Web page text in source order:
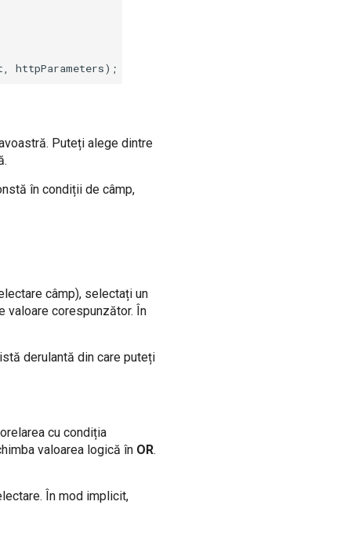
Puteți alege dintre
în condiții de câmp,
câmp), selectați un
valoare corespunzător. În
derulantă din care puteți
cu condiția
valoarea logică în OR.
În mod implicit,